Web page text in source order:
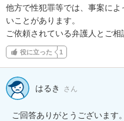
他方で性犯罪等では、事案に
いことがあります。
ご依頼されている弁護人とご相
役に立った 1
はるき さん
ご回答ありがとうございます。